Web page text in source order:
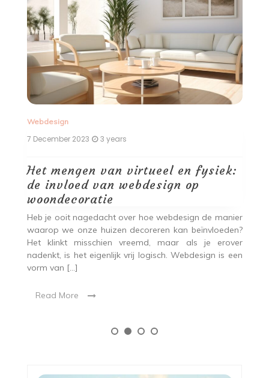
Webdesign
7 December 2023 3 years
Het mengen van virtueel en fysiek:
de invloed van webdesign op
woondecoratie
Heb je ooit nagedacht over hoe webdesign de manier
waarop we onze huizen decoreren kan beïnvloeden?
Het klinkt misschien vreemd, maar als je erover
nadenkt, is het eigenlijk vrij logisch. Webdesign is een
vorm van […]
Read More